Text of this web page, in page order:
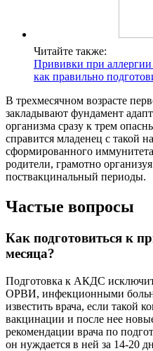
Читайте также:
Прививки при
как правильно
В трехмесячном возрасте
закладывают фундамент
организма сразу к трем
справится младенец с такой
сформированного
родители, грамотно
поствакцинальный периоды.
Частые вопросы
Как подготовиться к
месяца?
Подготовка к АКДС
ОРВИ, инфекционными
известить врача, если такой
вакцинации и после нее
рекомендации врача по
он нуждается в ней за 14-20